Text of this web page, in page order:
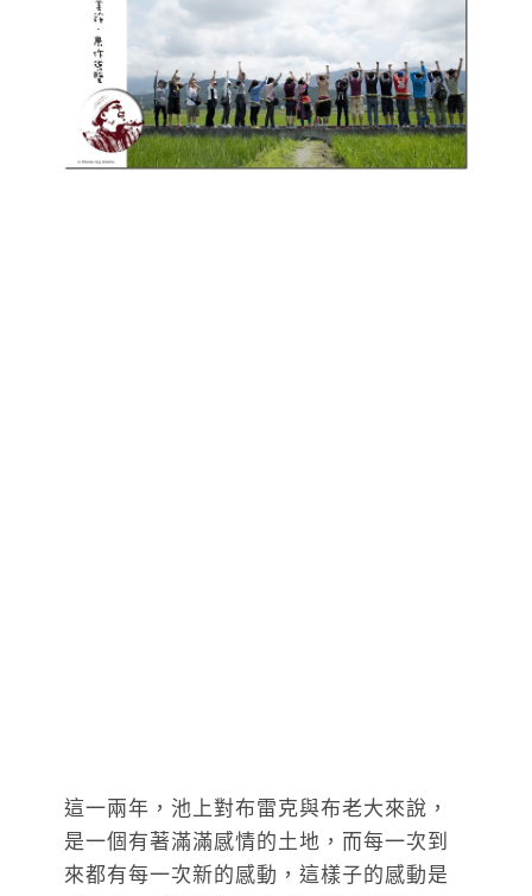
這一兩年，池上對布雷克與布老大來說，
是一個有著滿滿感情的土地，而每一次到
來都有每一次新的感動，這樣子的感動是